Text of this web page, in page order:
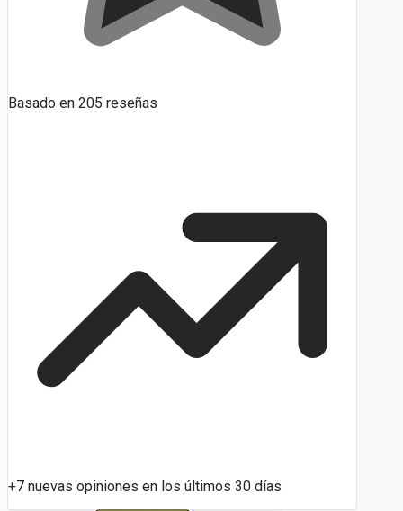
Basado en 205 reseñas
+7 nuevas opiniones en los últimos 30 días